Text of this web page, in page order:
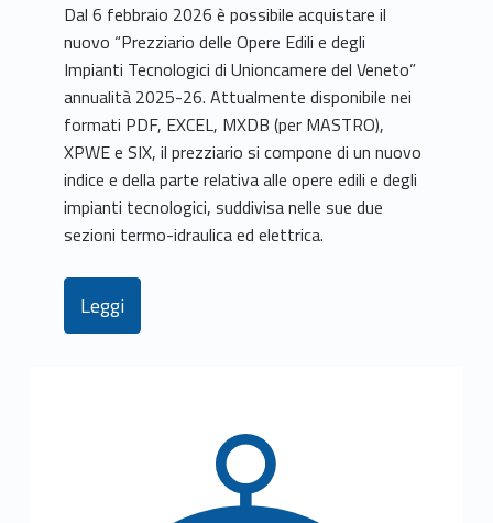
Dal 6 febbraio 2026 è possibile acquistare il
nuovo “Prezziario delle Opere Edili e degli
Impianti Tecnologici di Unioncamere del Veneto”
annualità 2025-26. Attualmente disponibile nei
formati PDF, EXCEL, MXDB (per MASTRO),
XPWE e SIX, il prezziario si compone di un nuovo
indice e della parte relativa alle opere edili e degli
impianti tecnologici, suddivisa nelle sue due
sezioni termo-idraulica ed elettrica.
Leggi